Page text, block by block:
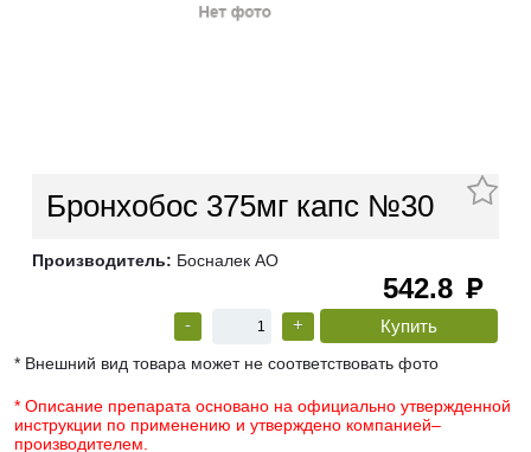
Бронхобос 375мг капс №30
Производитель: Босналек АО
542.8 руб
- +
* Внешний вид товара может не соответствовать фото
* Описание препарата основано на официально утвержденной
инструкции по применению и утверждено компанией–
производителем.